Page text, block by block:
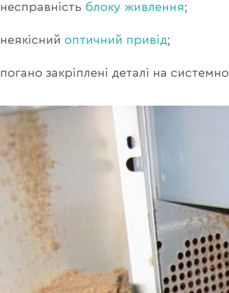
несправність блоку живлення;
неякісний оптичний привід;
погано закріплені деталі на